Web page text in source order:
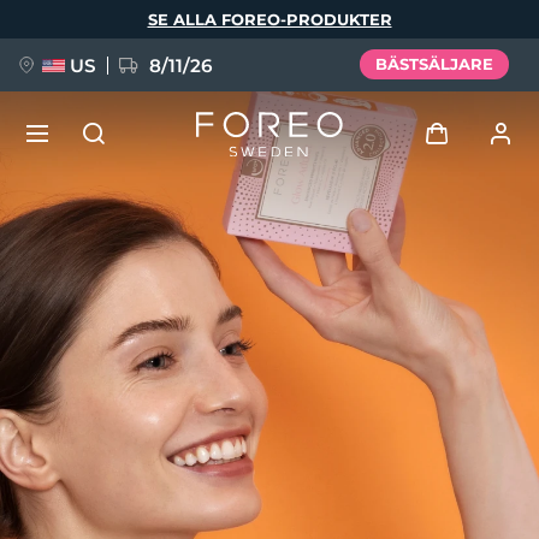
SE ALLA FOREO-PRODUKTER
US 8/11/26 BÄSTSÄLJARE
Användarprofil
Mina enheter
Mina beställningar
Mina adresser
Mina prenumerationer
NYHET
FAQ™ Pure Beauty-Tech Elixir
BREAKING NEWS
issa™ Teeth Whitening Set
Språk
English Deutsch
Español
Français
Italiano
Português
Polski
Svenska
Türkçe
简体中文